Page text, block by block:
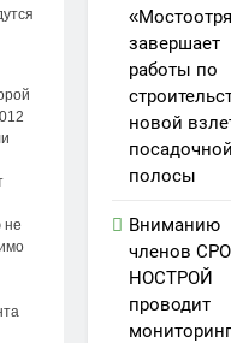
не
завершает
работы по
новой
полосы
Вниманию
членов
НОСТРОЙ
проводит
мониторинг